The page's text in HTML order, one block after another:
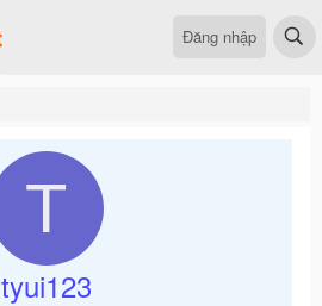
Đăng nhập
T
tyui123